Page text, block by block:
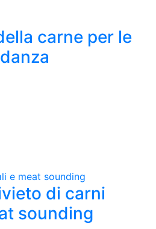
carne per le
di carni
sounding